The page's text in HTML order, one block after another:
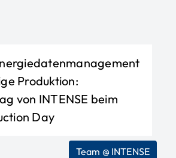
Produktion:
von INTENSE beim
Day
Team @ INTENSE